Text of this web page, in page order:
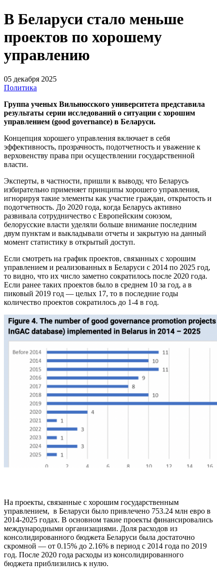
В Беларуси стало меньше
проектов по хорошему
управлению
05 декабря 2025
Политика
Группа ученых Вильнюсского университета представила
результаты серии исследований о ситуации с хорошим
управлением (good governance) в Беларуси.
Концепция хорошего управления включает в себя
эффективность, прозрачность, подотчетность и уважение к
верховенству права при осуществлении государственной
власти.
Эксперты, в частности, пришли к выводу, что Беларусь
избирательно применяет принципы хорошего управления,
игнорируя такие элементы как участие граждан, открытость и
подотчетность. До 2020 года, когда Беларусь активно
развивала сотрудничество с Европейским союзом,
белорусские власти уделяли больше внимание последним
двум пунктам и выкладывали отчеты и закрытую на данный
момент статистику в открытый доступ.
Если смотреть на график проектов, связанных с хорошим
управлением и реализованных в Беларуси с 2014 по 2025 год,
то видно, что их число заметно сократилось после 2020 года.
Если ранее таких проектов было в среднем 10 за год, а в
пиковый 2019 год — целых 17, то в последние годы
количество проектов сократилось до 1-4 в год.
На проекты, связанные с хорошим государственным
управлением, в Беларуси было привлечено 753.24 млн евро в
2014-2025 годах. В основном такие проекты финансировались
международными организациями. Доля расходов из
консолидированного бюджета Беларуси была достаточно
скромной — от 0.15% до 2.16% в период с 2014 года по 2019
год. После 2020 года расходы из консолидированного
бюджета приблизились к нулю.